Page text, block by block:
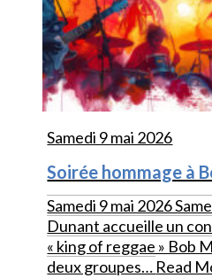
Samedi 9 mai 2026
Soirée hommage à
Samedi 9 mai 2026
Dunant accueille un
« king of reggae » Bob
deux groupes… Read